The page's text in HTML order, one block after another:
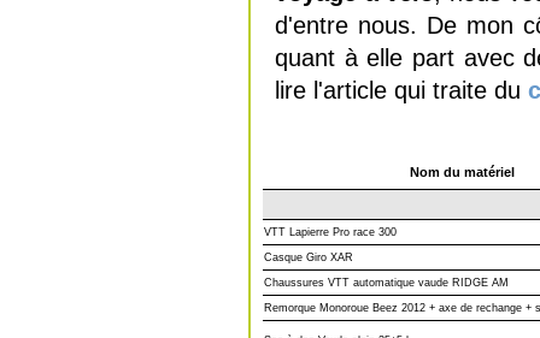
d'entre nous. De mon
quant à elle part avec
lire l'article qui traite du
Nom du matériel
VTT Lapierre Pro race 300
Casque Giro XAR
Chaussures VTT automatique vaude RIDGE AM
Remorque Monoroue Beez 2012 + axe de rechange +